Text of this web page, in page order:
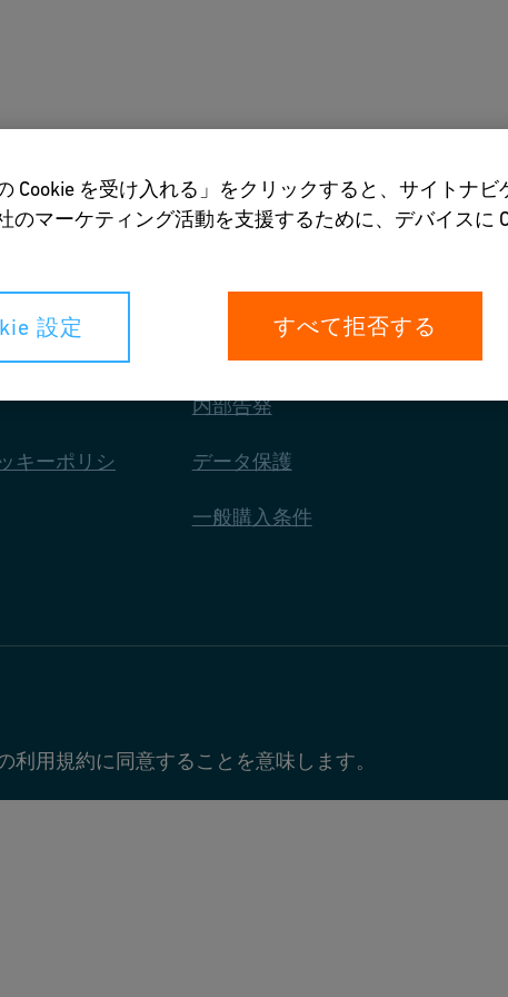
ダウンロードツール 当社について
キーポリシ
内部告発
データ保護
一般購入条件
用規約に同意することを意味します。
Cookie を受け入れる」をクリックすると、サイトナ
のマーケティング活動を支援するために、デバイスに
設定 すべて拒否する